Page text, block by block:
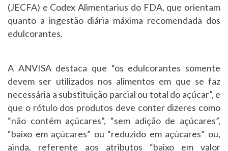
(JECFA) e Codex Alimentarius do FDA, que orientam
quanto a ingestão diária máxima recomendada dos
edulcorantes.
A ANVISA destaca que “os edulcorantes somente
devem ser utilizados nos alimentos em que se faz
necessária a substituição parcial ou total do açúcar”, e
que o rótulo dos produtos deve conter dizeres como
“não contém açúcares”, “sem adição de açúcares”,
“baixo em açúcares” ou “reduzido em açúcares” ou,
ainda, referente aos atributos “baixo em valor